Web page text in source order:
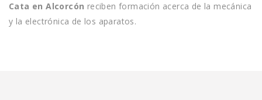
Cata en Alcorcón reciben formación acerca de la mecánica
y la electrónica de los aparatos.